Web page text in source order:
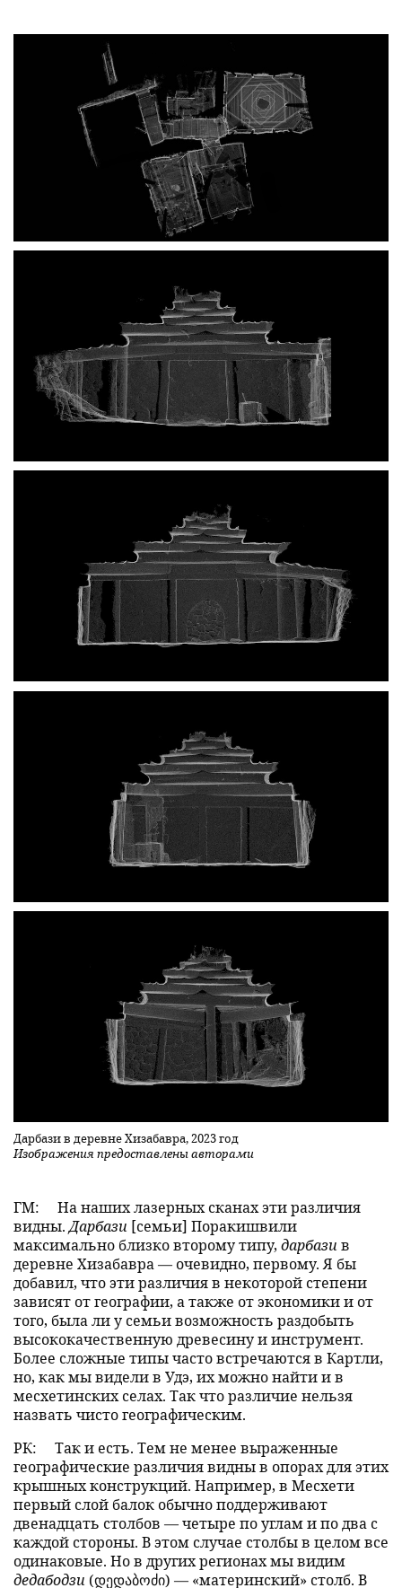
Дарбази в деревне Хизабавра, 2023 год
Изображения предоставлены авторами
ГМ:
На наших лазерных сканах эти различия
видны. Дарбази [семьи] Поракишвили
максимально близко второму типу, дарбази в
деревне Хизабавра — очевидно, первому. Я бы
добавил, что эти различия в некоторой степени
зависят от географии, а также от экономики и от
того, была ли у семьи возможность раздобыть
высококачественную древесину и инструмент.
Более сложные типы часто встречаются в Картли,
но, как мы видели в Удэ, их можно найти и в
месхетинских селах. Так что различие нельзя
назвать чисто географическим.
РК:
Так и есть. Тем не менее выраженные
географические различия видны в опорах для этих
крышных конструкций. Например, в Месхети
первый слой балок обычно поддерживают
двенадцать столбов — четыре по углам и по два с
каждой стороны. В этом случае столбы в целом все
одинаковые. Но в других регионах мы видим
дедабодзи (დედაბოძი) — «материнский» столб. В